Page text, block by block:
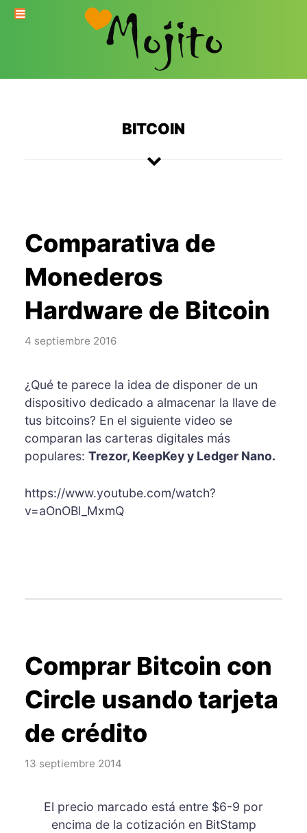
BITCOIN
Comparativa de
Monederos
Hardware de Bitcoin
4 septiembre 2016
¿Qué te parece la idea de disponer de un
dispositivo dedicado a almacenar la llave de
tus bitcoins? En el siguiente video se
comparan las carteras digitales más
populares: Trezor, KeepKey y Ledger Nano.
https://www.youtube.com/watch?
v=aOnOBl_MxmQ
Comprar Bitcoin con
Circle usando tarjeta
de crédito
13 septiembre 2014
El precio marcado está entre $6-9 por
encima de la cotización en BitStamp